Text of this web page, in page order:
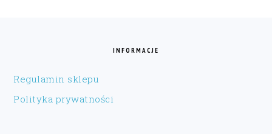
INFORMACJE
Regulamin sklepu
Polityka prywatności